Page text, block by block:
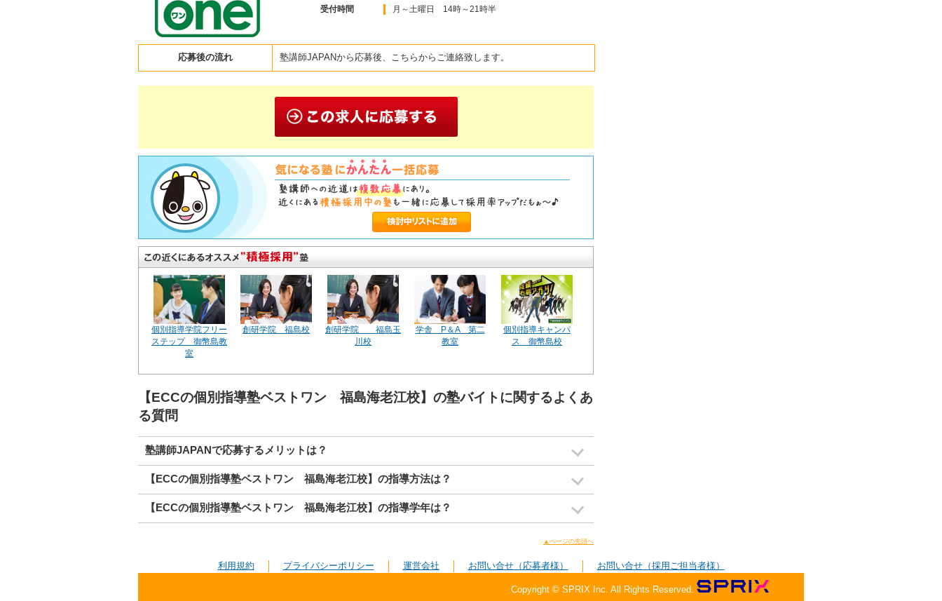
受付時間 月～土曜日 14時～21時半
応募後の流れ 塾講師JAPANから応募後、こちらからご連絡致します。
個別指導学院フリー
ステップ 御幣島教
室
創研学院 福島校
創研学院 福島玉
川校
学舎 P＆A 第二
教室
個別指導キャンパ
ス 御幣島校
【ECCの個別指導塾ベストワン 福島海老江校】の塾バイトに関するよくあ
る質問
塾講師JAPANで応募するメリットは？
【ECCの個別指導塾ベストワン 福島海老江校】の指導方法は？
【ECCの個別指導塾ベストワン 福島海老江校】の指導学年は？
▲ページの先頭へ
利用規約 プライバシーポリシー 運営会社 お問い合せ（応募者様） お問い合せ（採用ご担当者様）
Copyright © SPRIX Inc. All Rights Reserved.